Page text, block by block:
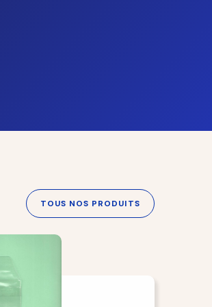
TOUS NOS PRODUITS